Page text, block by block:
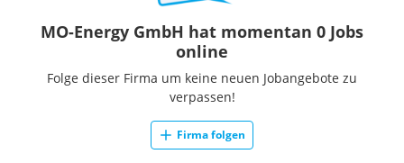
MO-Energy GmbH hat momentan 0 Jobs
online
Folge dieser Firma um keine neuen Jobangebote zu
verpassen!
Firma folgen